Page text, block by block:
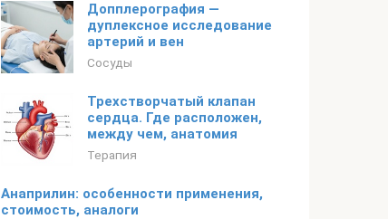
Допплерография —
дуплексное исследование
артерий и вен
Сосуды
Трехстворчатый клапан
сердца. Где расположен,
между чем, анатомия
Терапия
Анаприлин: особенности применения,
стоимость, аналоги